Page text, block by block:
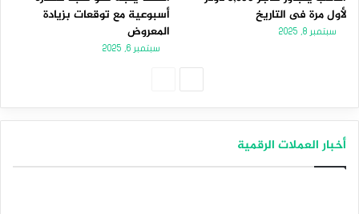
لأول مرة فى التاريخ
سبتمبر 8, 2025
أسبوعية مع توقعات بزيادة
المعروض
سبتمبر 6, 2025
أخبار العملات الرقمية